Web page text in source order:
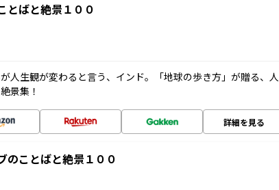
とばと絶景１００
人生観が変わると言う、インド。「地球の歩き方」が贈る、人
景集！
詳細を見る
のことばと絶景１００